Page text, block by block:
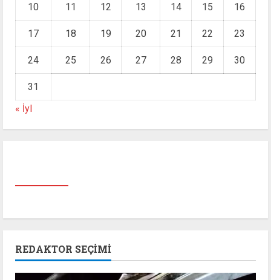
10 11 12 13 14 15 16
17 18 19 20 21 22 23
24 25 26 27 28 29 30
31
« İyl
REDAKTOR SEÇIMI